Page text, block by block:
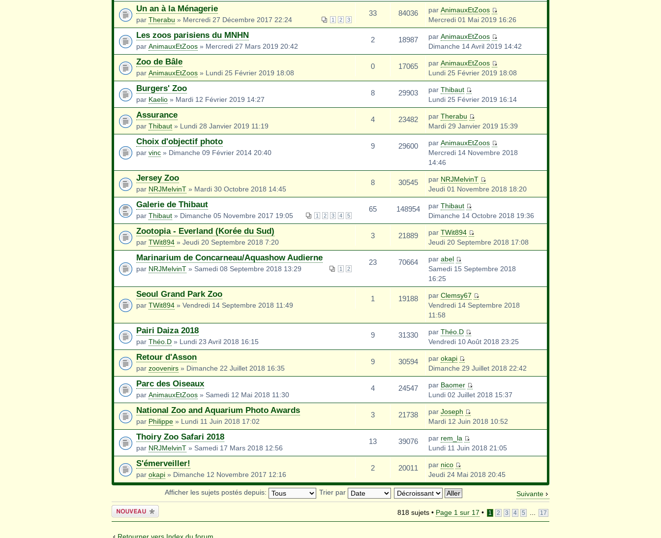
Un an à la Ménagerie
1 2 3
par Therabu » Mercredi 27 Décembre 2017 22:24
33 84036 par AnimauxEtZoos
Mercredi 01 Mai 2019 16:26
Les zoos parisiens du MNHN
par AnimauxEtZoos » Mercredi 27 Mars 2019 20:42
2 18987 par AnimauxEtZoos
Dimanche 14 Avril 2019 14:42
Zoo de Bâle
par AnimauxEtZoos » Lundi 25 Février 2019 18:08
0 17065 par AnimauxEtZoos
Lundi 25 Février 2019 18:08
Burgers' Zoo
par Kaelio » Mardi 12 Février 2019 14:27
8 29903 par Thibaut
Lundi 25 Février 2019 16:14
Assurance
par Thibaut » Lundi 28 Janvier 2019 11:19
4 23482 par Therabu
Mardi 29 Janvier 2019 15:39
Choix d'objectif photo
par vinc » Dimanche 09 Février 2014 20:40
9 29600 par AnimauxEtZoos
Mercredi 14 Novembre 2018
14:46
Jersey Zoo
par NRJMelvinT » Mardi 30 Octobre 2018 14:45
8 30545 par NRJMelvinT
Jeudi 01 Novembre 2018 18:20
Galerie de Thibaut
1 2 3 4 5
par Thibaut » Dimanche 05 Novembre 2017 19:05
65 148954 par Thibaut
Dimanche 14 Octobre 2018 19:36
Zootopia - Everland (Korée du Sud)
par TWit894 » Jeudi 20 Septembre 2018 7:20
3 21889 par TWit894
Jeudi 20 Septembre 2018 17:08
Marinarium de Concarneau/Aquashow Audierne
1 2
par NRJMelvinT » Samedi 08 Septembre 2018 13:29
23 70664 par abel
Samedi 15 Septembre 2018
16:25
Seoul Grand Park Zoo
par TWit894 » Vendredi 14 Septembre 2018 11:49
1 19188 par Clemsy67
Vendredi 14 Septembre 2018
11:58
Pairi Daiza 2018
par Théo.D » Lundi 23 Avril 2018 16:15
9 31330 par Théo.D
Vendredi 10 Août 2018 23:25
Retour d'Asson
par zoovenirs » Dimanche 22 Juillet 2018 16:35
9 30594 par okapi
Dimanche 29 Juillet 2018 22:42
Parc des Oiseaux
par AnimauxEtZoos » Samedi 12 Mai 2018 11:30
4 24547 par Baomer
Lundi 02 Juillet 2018 15:37
National Zoo and Aquarium Photo Awards
par Philippe » Lundi 11 Juin 2018 17:02
3 21738 par Joseph
Mardi 12 Juin 2018 10:52
Thoiry Zoo Safari 2018
par NRJMelvinT » Samedi 17 Mars 2018 12:56
13 39076 par rem_la
Lundi 11 Juin 2018 21:05
S'émerveiller!
par okapi » Dimanche 12 Novembre 2017 12:16
2 20011 par nico
Jeudi 24 Mai 2018 20:45
Suivante
Afficher les sujets postés depuis: Trier par
Écrire un
nouveau sujet
818 sujets • Page 1 sur 17 • 1 2 3 4 5 ... 17